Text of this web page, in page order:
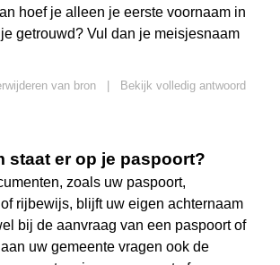
hoef je alleen je eerste voornaam in
getrouwd? Vul dan je meisjesnaam
van bron
Bekijk volledig antwoord
staat er op je paspoort?
zoals uw paspoort,
rijbewijs, blijft uw eigen achternaam
bij de aanvraag van een paspoort of
uw gemeente vragen ook de